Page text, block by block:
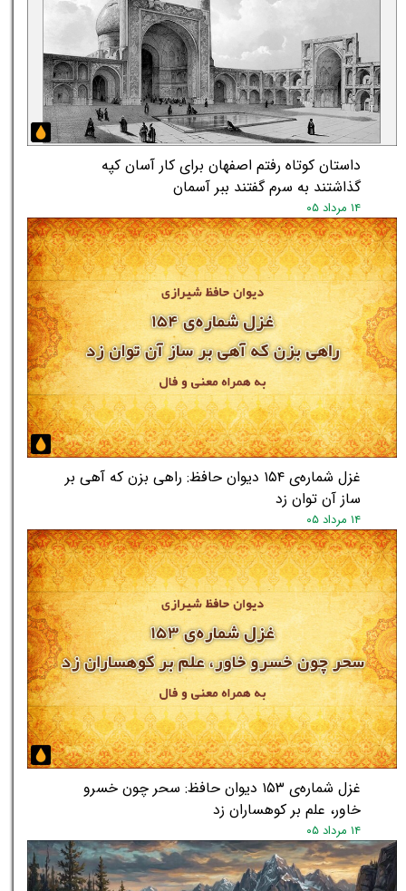
داستان کوتاه رفتم اصفهان برای کار آسان کپه
گذاشتند به سرم گفتند ببر آسمان
۱۴ مرداد ۰۵
غزل شماره‌ی ۱۵۴ دیوان حافظ: راهی بزن که آهی بر
ساز آن توان زد
۱۴ مرداد ۰۵
غزل شماره‌ی ۱۵۳ دیوان حافظ: سحر چون خسرو
خاور، علم بر کوهساران زد
۱۴ مرداد ۰۵